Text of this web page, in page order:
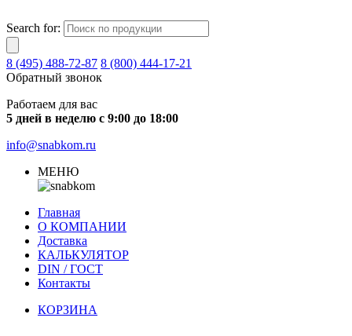
Search for:
8 (495) 488-72-87 8 (800) 444-17-21
Обратный звонок
Работаем для вас
5 дней в неделю с 9:00 до 18:00
info@snabkom.ru
МЕНЮ
Главная
О КОМПАНИИ
Доставка
КАЛЬКУЛЯТОР
DIN / ГОСТ
Контакты
КОРЗИНА